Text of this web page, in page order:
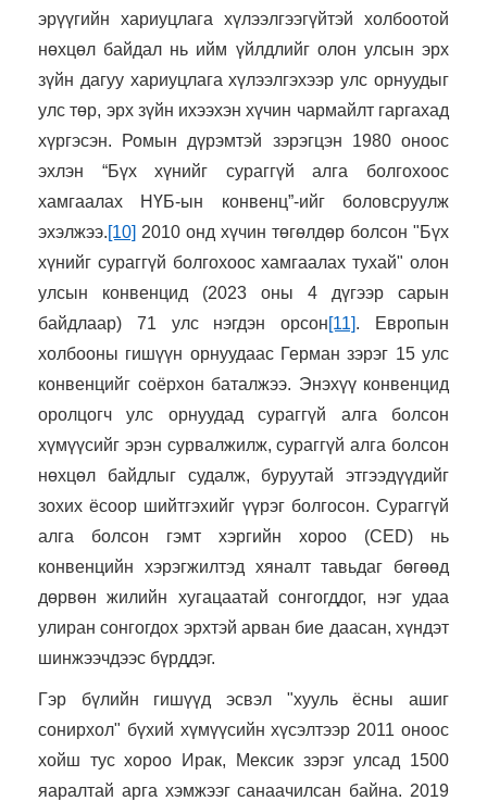
эрүүгийн хариуцлага хүлээлгээгүйтэй холбоотой
нөхцөл байдал нь ийм үйлдлийг олон улсын эрх
зүйн дагуу хариуцлага хүлээлгэхээр улс орнуудыг
улс төр, эрх зүйн ихээхэн хүчин чармайлт гаргахад
хүргэсэн. Ромын дүрэмтэй зэрэгцэн 1980 оноос
эхлэн “Бүх хүнийг сураггүй алга болгохоос
хамгаалах НҮБ-ын конвенц”-ийг боловсруулж
эхэлжээ.[10] 2010 онд хүчин төгөлдөр болсон "Бүх
хүнийг сураггүй болгохоос хамгаалах тухай" олон
улсын конвенцид (2023 оны 4 дүгээр сарын
байдлаар) 71 улс нэгдэн орсон[11]. Европын
холбооны гишүүн орнуудаас Герман зэрэг 15 улс
конвенцийг соёрхон баталжээ. Энэхүү конвенцид
оролцогч улс орнуудад сураггүй алга болсон
хүмүүсийг эрэн сурвалжилж, сураггүй алга болсон
нөхцөл байдлыг судалж, буруутай этгээдүүдийг
зохих ёсоор шийтгэхийг үүрэг болгосон. Сураггүй
алга болсон гэмт хэргийн хороо (CED) нь
конвенцийн хэрэгжилтэд хяналт тавьдаг бөгөөд
дөрвөн жилийн хугацаатай сонгогддог, нэг удаа
улиран сонгогдох эрхтэй арван бие даасан, хүндэт
шинжээчдээс бүрддэг.
Гэр бүлийн гишүүд эсвэл "хууль ёсны ашиг
сонирхол" бүхий хүмүүсийн хүсэлтээр 2011 оноос
хойш тус хороо Ирак, Мексик зэрэг улсад 1500
яаралтай арга хэмжээг санаачилсан байна. 2019